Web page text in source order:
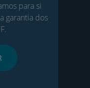
para si
garantia dos